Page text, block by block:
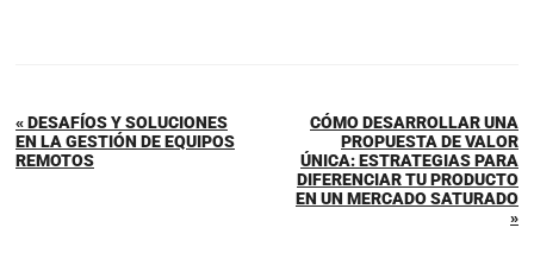
« DESAFÍOS Y SOLUCIONES
EN LA GESTIÓN DE EQUIPOS
REMOTOS
CÓMO DESARROLLAR UNA
PROPUESTA DE VALOR
ÚNICA: ESTRATEGIAS PARA
DIFERENCIAR TU PRODUCTO
EN UN MERCADO SATURADO
»